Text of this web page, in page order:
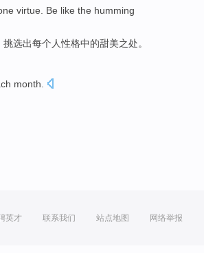
virtue Be like the humming
挑选出每个人性格中的甜美之处。
month.
英才 联系我们 站点地图 网络举报